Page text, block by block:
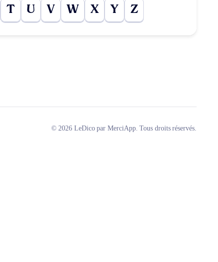
T U V W X Y Z
© 2026 LeDico par MerciApp. Tous droits réservés.